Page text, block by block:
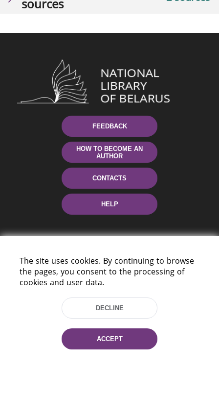
sources
FEEDBACK
HOW TO BECOME AN
AUTHOR
CONTACTS
HELP
220114, Niezaležnasci Ave. 116, Minsk,
Tel.: (+375 17) 368 37 37
Fax: (+375 17) 368 97 06
E-mail: inbox@nlb.by
The site uses cookies. By continuing to browse
the pages, you consent to the processing of
cookies and user data.
DECLINE
ACCEPT